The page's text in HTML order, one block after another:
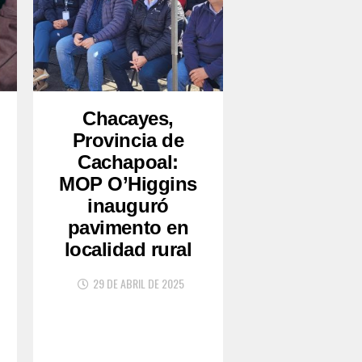
Chacayes,
Provincia de
Cachapoal:
MOP O’Higgins
inauguró
pavimento en
localidad rural
29 DE ABRIL DE 2025